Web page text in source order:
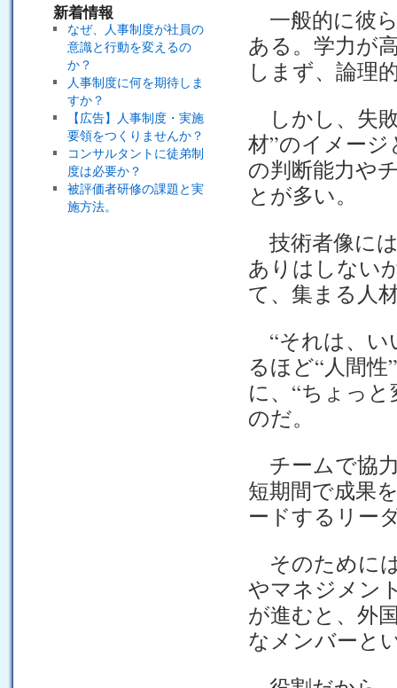
新着情報
なぜ、人事制度が社員の
意識と行動を変えるの
か？
人事制度に何を期待しま
すか？
【広告】人事制度・実施
要領をつくりませんか？
コンサルタントに徒弟制
度は必要か？
被評価者研修の課題と実
施方法。
一般的に彼
ある。学力が
しまず、論理
しかし、失
材”のイメー
の判断能力や
とが多い。
技術者像に
ありはしない
て、集まる人
“それは、い
るほど“人間
に、“ちょっ
のだ。
チームで協
短期間で成果
ードするリー
そのために
やマネジメン
が進むと、外
なメンバーと